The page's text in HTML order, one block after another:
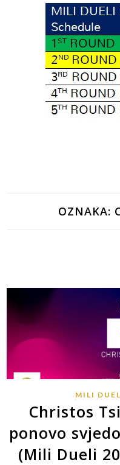
OZNAKA:
MILI
Christos
ponovo
(Mili Dueli